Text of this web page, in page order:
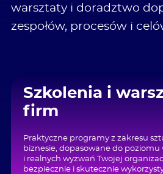
warsztaty i doradztwo
zespołów, procesów i
Szkolenia i
firm
Praktyczne programy z zakresu
biznesie, dopasowane do poziomu
i realnych wyzwań Twojej
bezpiecznie i skutecznie